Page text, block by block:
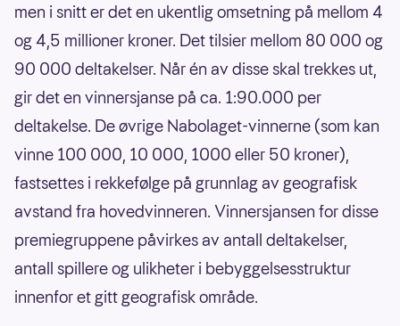
men i snitt er det en ukentlig omsetning på mellom 4
og 4,5 millioner kroner. Det tilsier mellom 80 000 og
90 000 deltakelser. Når én av disse skal trekkes ut,
gir det en vinnersjanse på ca. 1:90.000 per
deltakelse. De øvrige Nabolaget-vinnerne (som kan
vinne 100 000, 10 000, 1000 eller 50 kroner),
fastsettes i rekkefølge på grunnlag av geografisk
avstand fra hovedvinneren. Vinnersjansen for disse
premiegruppene påvirkes av antall deltakelser,
antall spillere og ulikheter i bebyggelsesstruktur
innenfor et gitt geografisk område.